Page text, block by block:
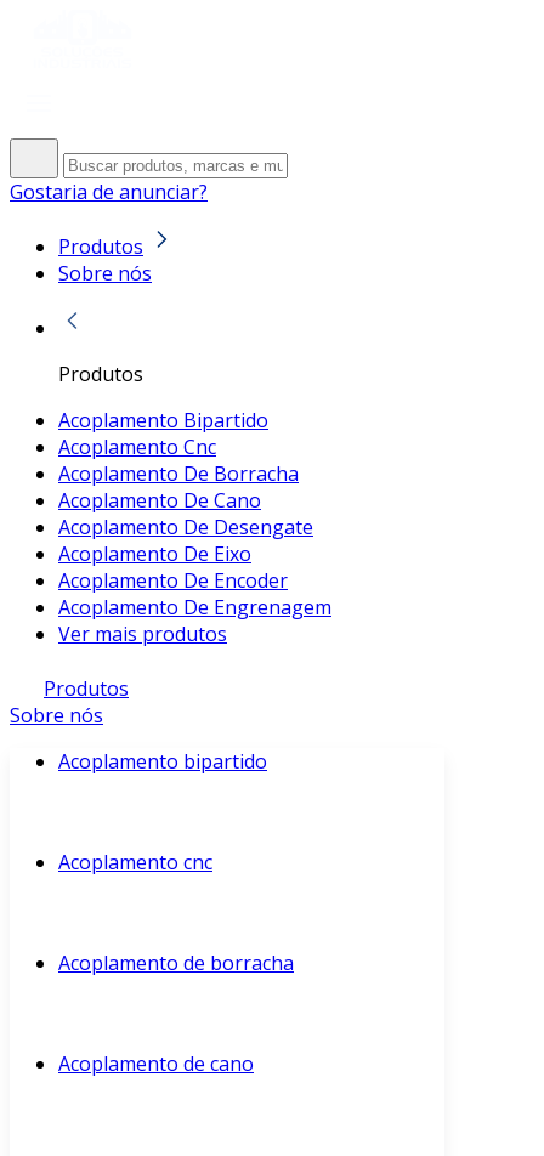
Gostaria de anunciar?
Produtos
Sobre nós
Produtos
Acoplamento Bipartido
Acoplamento Cnc
Acoplamento De Borracha
Acoplamento De Cano
Acoplamento De Desengate
Acoplamento De Eixo
Acoplamento De Encoder
Acoplamento De Engrenagem
Ver mais produtos
Produtos
Sobre nós
Acoplamento bipartido
Acoplamento cnc
Acoplamento de borracha
Acoplamento de cano